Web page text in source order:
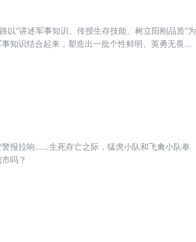
以“讲述军事知识、传授生存技能、树立阳刚品质”为
知识结合起来，塑造出一批个性鲜明、英勇无畏的
报拉响……生死存亡之际，猛虎小队和飞禽小队奉
吗？